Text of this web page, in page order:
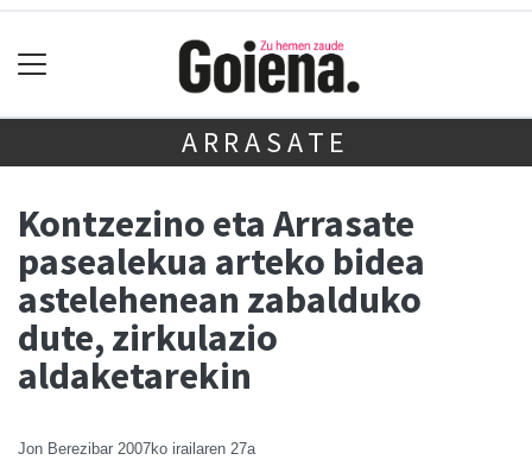
ARRASATE
Kontzezino eta Arrasate
pasealekua arteko bidea
astelehenean zabalduko
dute, zirkulazio
aldaketarekin
Jon Berezibar 2007ko irailaren 27a